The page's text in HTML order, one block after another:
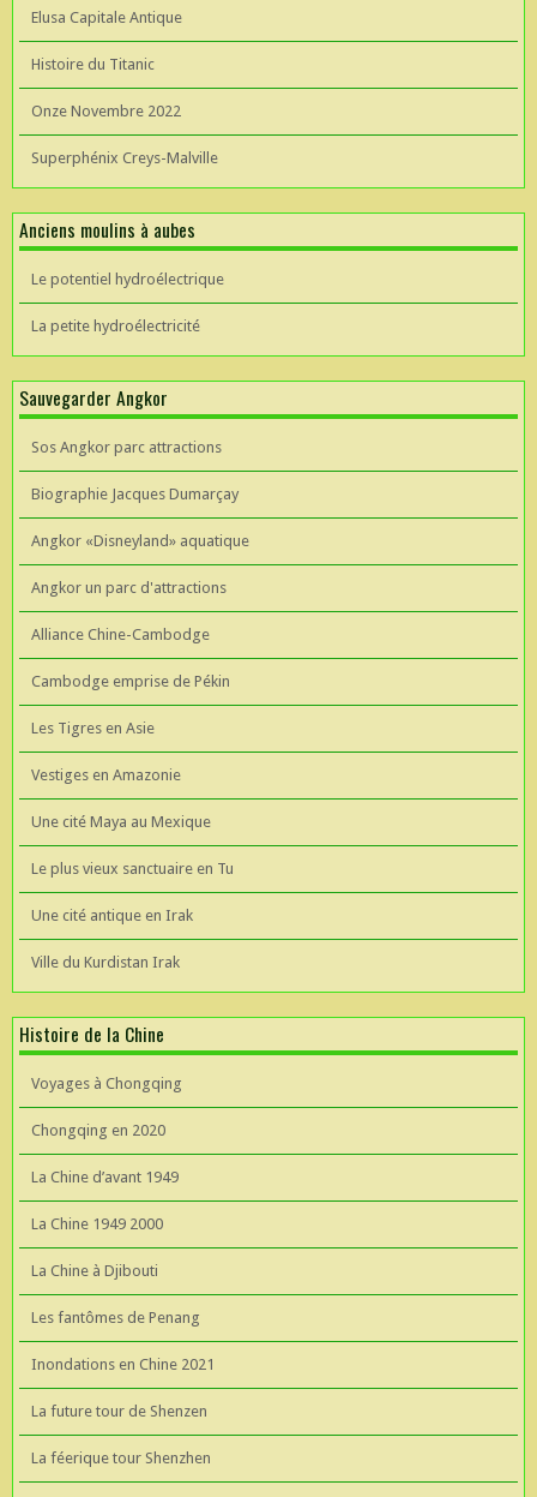
Elusa Capitale Antique
Histoire du Titanic
Onze Novembre 2022
Superphénix Creys-Malville
Anciens moulins à aubes
Le potentiel hydroélectrique
La petite hydroélectricité
Sauvegarder Angkor
Sos Angkor parc attractions
Biographie Jacques Dumarçay
Angkor «Disneyland» aquatique
Angkor un parc d'attractions
Alliance Chine-Cambodge
Cambodge emprise de Pékin
Les Tigres en Asie
Vestiges en Amazonie
Une cité Maya au Mexique
Le plus vieux sanctuaire en Tu
Une cité antique en Irak
Ville du Kurdistan Irak
Histoire de la Chine
Voyages à Chongqing
Chongqing en 2020
La Chine d’avant 1949
La Chine 1949 2000
La Chine à Djibouti
Les fantômes de Penang
Inondations en Chine 2021
La future tour de Shenzen
La féerique tour Shenzhen